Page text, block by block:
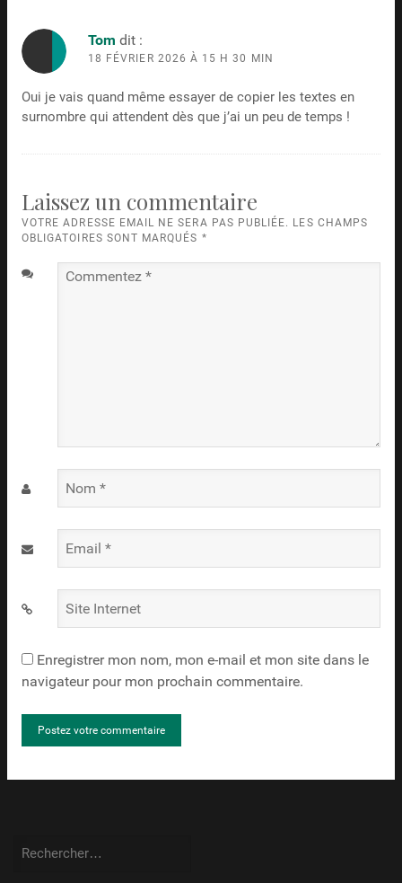
Tom dit :
18 FÉVRIER 2026 À 15 H 30 MIN
Oui je vais quand même essayer de copier les textes en
surnombre qui attendent dès que j’ai un peu de temps !
Laissez un commentaire
VOTRE ADRESSE EMAIL NE SERA PAS PUBLIÉE. LES CHAMPS
OBLIGATOIRES SONT MARQUÉS *
Commentez
Nom
Email
Site
Internet
Enregistrer mon nom, mon e-mail et mon site dans le
navigateur pour mon prochain commentaire.